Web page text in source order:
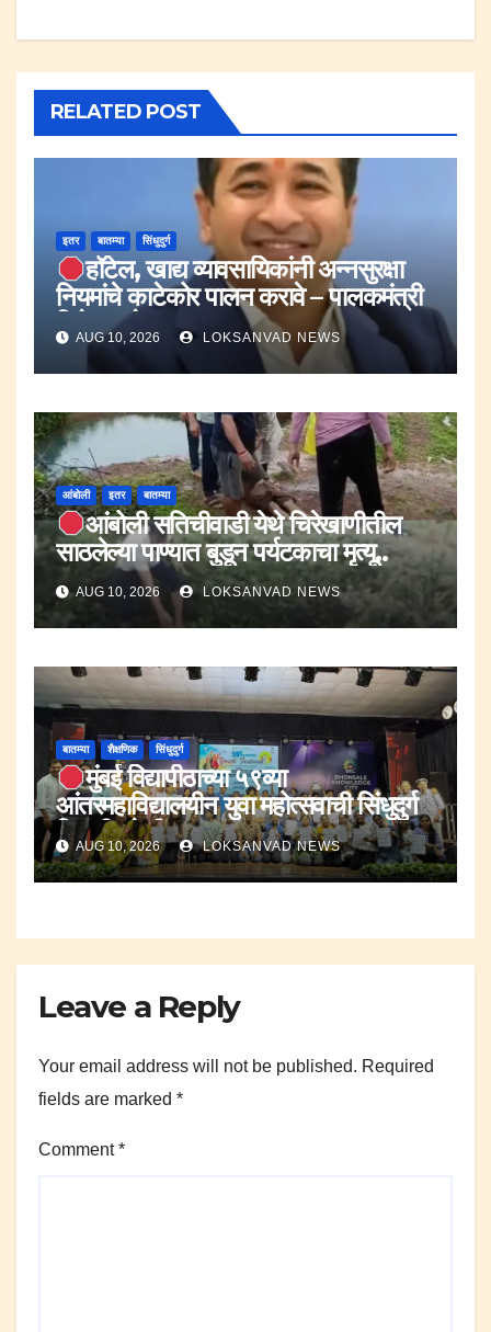
RELATED POST
इतर बातम्या सिंधुदुर्ग
हॉटेल, खाद्य व्यावसायिकांनी अन्नसुरक्षा
नियमांचे काटेकोर पालन करावे – पालकमंत्री
नितेश राणे.
AUG 10, 2026 LOKSANVAD NEWS
आंबोली इतर बातम्या
आंबोली सतिचीवाडी येथे चिरेखाणीतील
साठलेल्या पाण्यात बुडून पर्यटकाचा मृत्यू..
AUG 10, 2026 LOKSANVAD NEWS
बातम्या शैक्षणिक सिंधुदुर्ग
मुंबई विद्यापीठाच्या ५९व्या
आंतरमहाविद्यालयीन युवा महोत्सवाची सिंधुदुर्ग
विभागीय फेरी उत्साहात.
AUG 10, 2026 LOKSANVAD NEWS
Leave a Reply
Your email address will not be published. Required
fields are marked *
Comment*